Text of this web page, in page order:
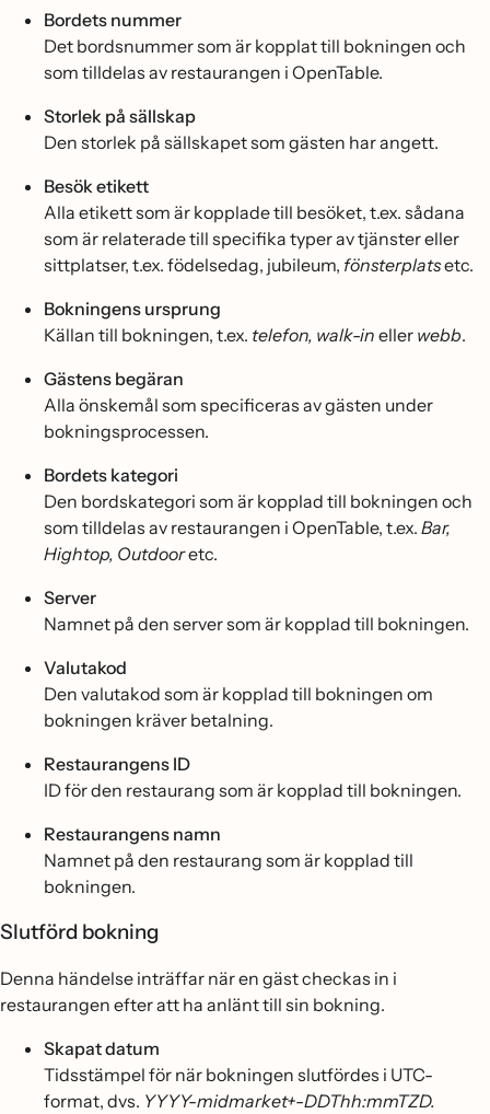
Bordets nummer
Det bordsnummer som är kopplat till bokningen och
som tilldelas av restaurangen i OpenTable.
Storlek på sällskap
Den storlek på sällskapet som gästen har angett.
Besök etikett
Alla etikett som är kopplade till besöket, t.ex. sådana
som är relaterade till specifika typer av tjänster eller
sittplatser, t.ex. födelsedag, jubileum, fönsterplatsetc.
Bokningens ursprung
Källan till bokningen, t.ex. telefon, walk-in eller webb.
Gästens begäran
Alla önskemål som specificeras av gästen under
bokningsprocessen.
Bordets kategori
Den bordskategori som är kopplad till bokningen och
som tilldelas av restaurangen i OpenTable, t.ex. Bar,
Hightop, Outdooretc.
Server
Namnet på den server som är kopplad till bokningen.
Valutakod
Den valutakod som är kopplad till bokningen om
bokningen kräver betalning.
Restaurangens ID
ID för den restaurang som är kopplad till bokningen.
Restaurangens namn
Namnet på den restaurang som är kopplad till
bokningen.
Slutförd bokning
Denna händelse inträffar när en gäst checkas in i
restaurangen efter att ha anlänt till sin bokning.
Skapat datum
Tidsstämpel för när bokningen slutfördes i UTC-
format, dvs. YYYY-midmarket+-DDThh:mmTZD.